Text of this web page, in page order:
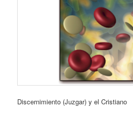
Discernimiento (Juzgar) y el Cristiano